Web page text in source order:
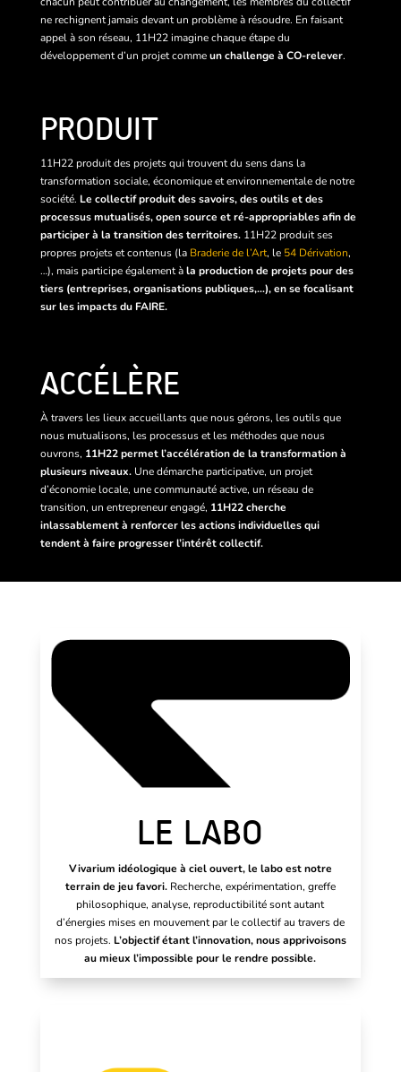
ne rechignent jamais devant un problème à résoudre. En faisant
appel à son réseau, 11H22 imagine chaque étape du
développement d’un projet commeun challenge à CO-relever.
PRODUIT
11H22 produit des projets qui trouvent du sens dans la
transformation sociale, économique et environnementale de notre
société. Le collectif produit des savoirs, des outils et des
processus mutualisés, open source et ré-appropriables afin de
participer à la transition des territoires.11H22 produit ses
propres projets et contenus (la Braderie de l’Art, le 54 Dérivation,
…), mais participe également àla production de projets pour des
tiers (entreprises, organisations publiques,…), en se focalisant
sur les impacts du FAIRE.
ACCÉLÈRE
À travers les lieux accueillants que nous gérons, les outils que
nous mutualisons, les processus et les méthodes que nous
ouvrons, 11H22 permet l’accélération de la transformation à
plusieurs niveaux.Une démarche participative, un projet
d’économie locale, une communauté active, un réseau de
transition, un entrepreneur engagé, 11H22 cherche
inlassablement à renforcer les actions individuelles qui
tendent à faire progresser l’intérêt collectif.
LE LABO
Vivarium idéologique à ciel ouvert, le labo est notre
terrain de jeu favori.Recherche, expérimentation, greffe
philosophique, analyse, reproductibilité sont autant
d’énergies mises en mouvement par le collectif au travers de
nos projets. L’objectif étant l’innovation, nous apprivoisons
au mieux l’impossible pour le rendre possible.